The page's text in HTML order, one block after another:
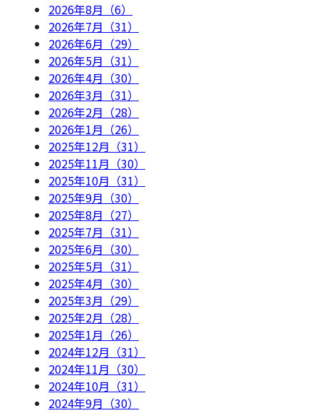
2026年8月（6）
2026年7月（31）
2026年6月（29）
2026年5月（31）
2026年4月（30）
2026年3月（31）
2026年2月（28）
2026年1月（26）
2025年12月（31）
2025年11月（30）
2025年10月（31）
2025年9月（30）
2025年8月（27）
2025年7月（31）
2025年6月（30）
2025年5月（31）
2025年4月（30）
2025年3月（29）
2025年2月（28）
2025年1月（26）
2024年12月（31）
2024年11月（30）
2024年10月（31）
2024年9月（30）